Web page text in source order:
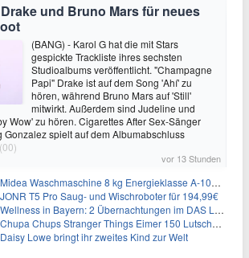
und Bruno Mars für neues
(BANG) - Karol G hat die mit Stars
gespickte Trackliste ihres sechsten
Studioalbums veröffentlicht. "Champagne
Papi" Drake ist auf dem Song 'Ahí' zu
hören, während Bruno Mars auf 'Still'
mitwirkt. Außerdem sind Judeline und
Wow' zu hören. Cigarettes After Sex-Sänger
Gonzalez spielt auf dem Albumabschluss
(00)
vor 13 Stunden
Midea Waschmaschine 8 kg Energieklasse A-10% 1400 U/Min für 289,97€
JONR T5 Pro Saug- und Wischroboter für 194,99€
Wellness in Bayern: 2 Übernachtungen im DAS LUDWIG Sports Resort inkl. HP + Wellness ab 174€ p.P.
Chupa Chups Stranger Things Eimer 150 Lutscher für 21,95€
Daisy Lowe bringt ihr zweites Kind zur Welt